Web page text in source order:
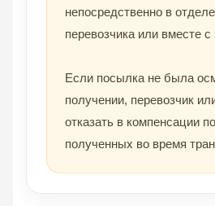
непосредственно в
перевозчика или вместе с
Если посылка не была
получении, перевозчик
отказать в компенсации
полученных во время